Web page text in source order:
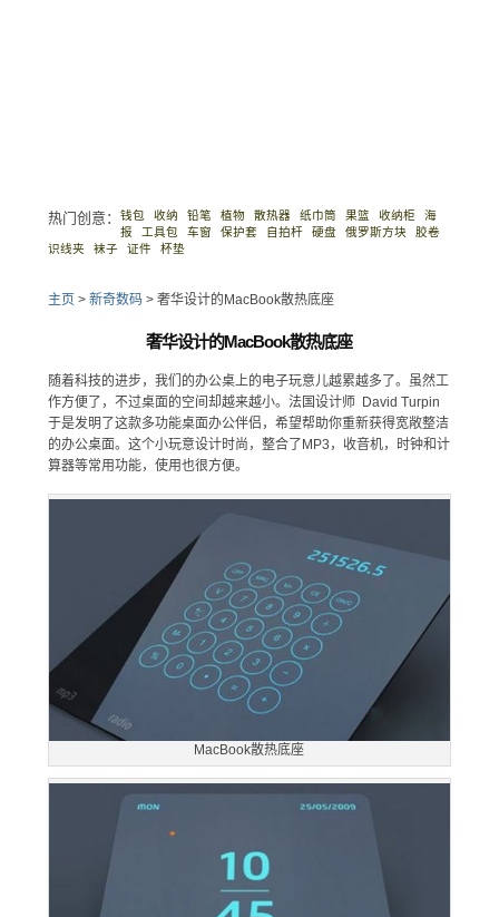
热门创意： 钱包 收纳 铅笔 植物 散热器 纸巾筒 果篮 收纳柜
海
报
工具包 车窗 保护套 自拍杆 硬盘 俄罗斯方块
胶卷
识线夹
袜子 证件 杯垫
主页 > 新奇数码> 奢华设计的MacBook散热底座
奢华设计的MacBook散热底座
随着科技的进步，我们的办公桌上的电子玩意儿越累越多了。虽然工
作方便了，不过桌面的空间却越来越小。法国设计师 David Turpin
于是发明了这款多功能桌面办公伴侣，希望帮助你重新获得宽敞整洁
的办公桌面。这个小玩意设计时尚，整合了MP3，收音机，时钟和计
算器等常用功能，使用也很方便。
MacBook散热底座